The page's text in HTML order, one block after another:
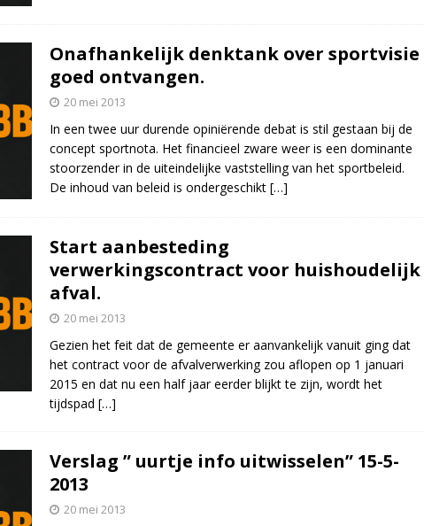
Onafhankelijk denktank over sportvisie
goed ontvangen.
20 mei 2013
In een twee uur durende opiniërende debat is stil gestaan bij de
concept sportnota. Het financieel zware weer is een dominante
stoorzender in de uiteindelijke vaststelling van het sportbeleid.
De inhoud van beleid is ondergeschikt […]
Start aanbesteding
verwerkingscontract voor huishoudelijk
afval.
20 mei 2013
Gezien het feit dat de gemeente er aanvankelijk vanuit ging dat
het contract voor de afvalverwerking zou aflopen op 1 januari
2015 en dat nu een half jaar eerder blijkt te zijn, wordt het
tijdspad […]
Verslag ” uurtje info uitwisselen” 15-5-
2013
20 mei 2013